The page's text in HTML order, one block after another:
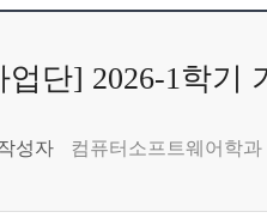
단] 2026-1학기
성자 컴퓨터소프트웨어학과